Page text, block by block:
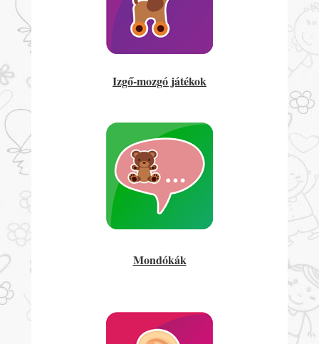
Izgő-mozgó játékok
Mondókák